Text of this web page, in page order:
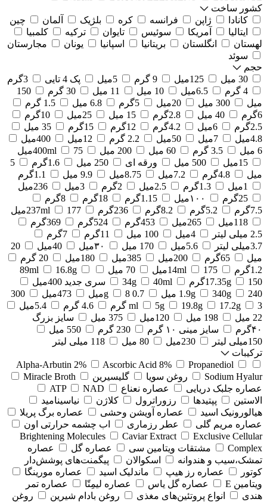
کشور ساخت
کانادا
ژاپن فرانسه کره بلژیک آلمان
چین
ایتالیا
آمریکا سوئیس تایوان ترکیه
کلمبیا
لهستان
انگلستان بریتانیا اسپانیا یونان
مجارستان
سوئد
حجم
30 میل
125میل 9 گرم 5میل پک 4 تایی
3گرم
4 گرم
6.5میل 10 میل 11 میل 30 گرم
150
میل
300 میل 20میل 5گرم 6.8 میل
1.5 گرم
6گرم
40 میل 2.8گرم 15 میل 25میل
10گرم
2.5گرم
6میل 4.2گرم 12گرم 15گرم
35 میل
4.8میل
7میل 50میل 2.2 گرم 12میل
400میل
6 میل
3.5 گرم 60 میل 200 میل 400ml
75میل
15میل
500 میل ورقه ای 250 میل 1.6گرم
5
میل
4.8گرم 7.2میل 8.75میل 9.9 میل
1.1گرم
1میل
1.3گرم 2.5میل 2گرم 3میل
236میل
25گرم
۱۰۰میل 1.15گرم 18گرم
8گرم
7.5گرم
5.2گرم 8.2گرم 236گرم 237ml
177میل
118میل
265میل 453گرم 524گرم
369گرم
2.5 میلی لیتر
4میل 100 میل 11گرم
7گرم
3.7میلی لیتر
5.6میل 170 میل ۳۰میل 40میل
20
میل
65گرم 200میل 385میل 180میل
20 گرم
1.2گرم
14ml 175میل 70 میل 89ml
16.8g
17.35g
150گرم 34g 40ml
سری جدید 400میل
1.9g
340g 240 میل 0.7 g 8میل 473میل
300
ml
5g 19.8g 17.2g 3 گرم 4.6 گرم
5.4میل
22 میل
198 میل 120میل 375 میل
سایز بزرگ
۴۰گرم
سایز مینی ۱۰ گرم 230 گرم
550 میل
150میلی لیتر
230میل 80 میل
118 میلی لیتر
ترکیبات
Alpha-Arbutin 2%
Ascorbic Acid 8%
Propanediol
Sodium Hyalur
روغن سویا گلیسیرین
Miracle Broth
عصاره جلبک دریایی
عصاره نعناع ATP
NAD
الاستین
پپتیدها رزوراترول کلاژن
⁠نیاسینامید
هیالورونیک اسید
عصاره آویشن وحشی
عصاره برگ پریلا
عصاره مریم گلی
عطر رزماری
اب چشمه حرارتی اون
Brightening Molecules
Caviar Extract
Exclusive Cellular
Complex
مشتقات ویتامین سی عصاره گل
عصاره
تمشک،سیب و هندوانه
اسکوالان
پیگمنت‌های پوشش‌دار
کوتور
عصاره رز هیپ ماندلیک اسید
عصاره مورینگا
ویتامین E
عصاره گل یاس عصاره لیمِتّا
عصاره تمر
هندی
انواع پروتئین‌های مغذی روغن بادام شیرین
روغن